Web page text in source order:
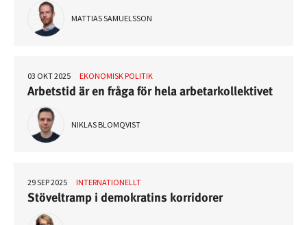
MATTIAS SAMUELSSON
03 OKT 2025 EKONOMISK POLITIK
Arbetstid är en fråga för hela arbetarkollektivet
NIKLAS BLOMQVIST
29 SEP 2025 INTERNATIONELLT
Stöveltramp i demokratins korridorer